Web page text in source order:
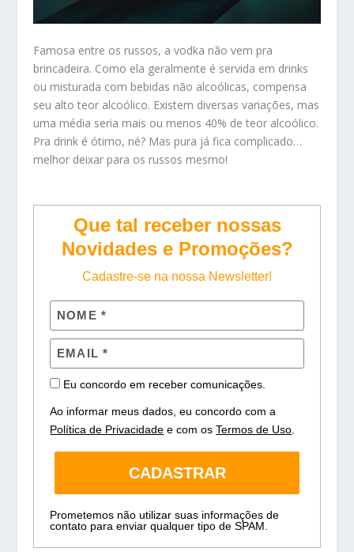
Famosa entre os russos, a vodka não vem pra
brincadeira. Como ela geralmente é servida em drinks
ou misturada com bebidas não alcoólicas, compensa
seu alto teor alcoólico. Existem diversas variações, mas
uma média seria mais ou menos 40% de teor alcoólico.
Pra drink é ótimo, né? Mas pura já fica complicado…
melhor deixar para os russos mesmo!
Que tal receber nossas
Novidades e Promoções?
Cadastre-se na nossa Newsletter!
Eu concordo em receber comunicações.
Ao informar meus dados, eu concordo com a
Política de Privacidade e com osTermos de Uso
CADASTRAR
Prometemos não utilizar suas informações de
contato para enviar qualquer tipo de SPAM.